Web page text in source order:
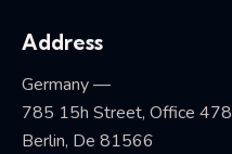
Address
Germany —
785 15h Street, Office 478
Berlin, De 81566